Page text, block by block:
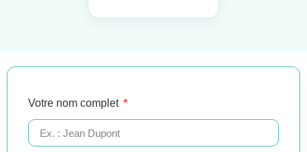
Votre nom complet